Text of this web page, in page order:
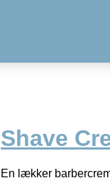
Shave
En lækker